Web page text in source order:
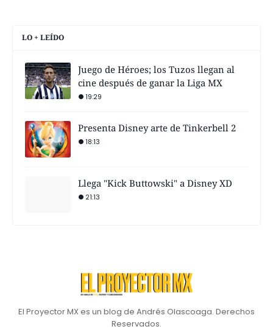
LO + LEÍDO
Juego de Héroes; los Tuzos llegan al
cine después de ganar la Liga MX
19:29
Presenta Disney arte de Tinkerbell 2
18:13
Llega "Kick Buttowski" a Disney XD
21:13
El Proyector MX es un blog de Andrés Olascoaga. Derechos
Reservados.